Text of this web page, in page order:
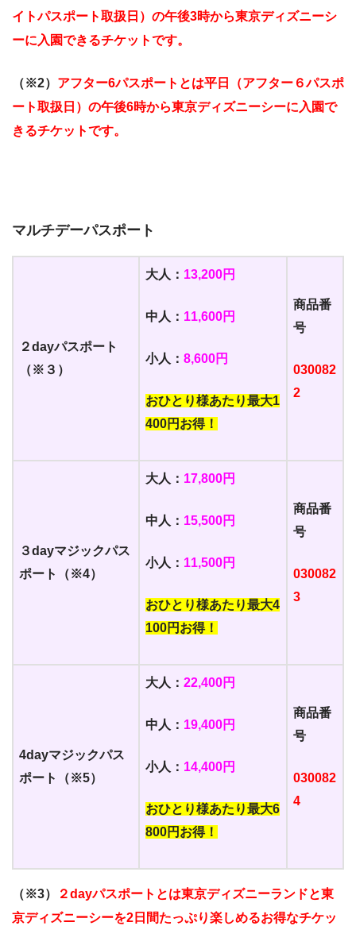
イトパスポート取扱日）の午後3時から東京ディズニーシ
ーに入園できるチケットです。
（※2） アフター6パスポートとは平日（アフター６パスポ
ート取扱日）の午後6時から東京ディズニーシーに入園で
きるチケットです。
マルチデーパスポート
２dayパスポート
（※３）
大人： 13,200円
中人： 11,600円
小人： 8,600円
おひとり様あたり最大1
400円お得！
商品番
号
030082
2
３dayマジックパス
ポート（※4）
大人： 17,800円
中人： 15,500円
小人： 11,500円
おひとり様あたり最大4
100円お得！
商品番
号
030082
3
4dayマジックパス
ポート（※5）
大人： 22,400円
中人： 19,400円
小人： 14,400円
おひとり様あたり最大6
800円お得！
商品番
号
030082
4
（※3）
２dayパスポートとは東京ディズニーランドと東
京ディズニーシーを2日間たっぷり楽しめるお得なチケッ